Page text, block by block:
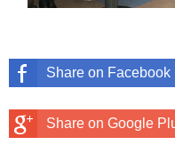
Share on Facebook
Share on Google